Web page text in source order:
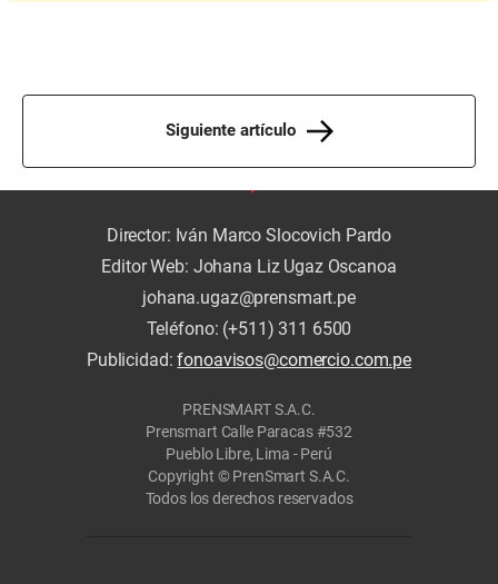
Siguiente artículo
Director: Iván Marco Slocovich Pardo
Editor Web: Johana Liz Ugaz Oscanoa
johana.ugaz@prensmart.pe
Teléfono: (+511) 311 6500
Publicidad:fonoavisos@comercio.com.pe
PRENSMART S.A.C.
Prensmart Calle Paracas #532
Pueblo Libre, Lima - Perú
Copyright © PrenSmart S.A.C.
Todos los derechos reservados